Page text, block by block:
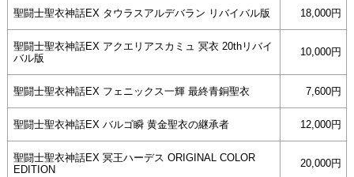
聖闘士聖衣神話EX タウラスアルデバラン リバイバル版 18,000円
聖闘士聖衣神話EX アクエリアスカミュ 冥衣 20thリバイ
バル版
10,000円
聖闘士聖衣神話EX フェニックス一輝 最終青銅聖衣 7,600円
聖闘士聖衣神話EX バルゴ瞬 黄金聖衣の継承者 12,000円
聖闘士聖衣神話EX 冥王ハーデス ORIGINAL COLOR
EDITION
20,000円